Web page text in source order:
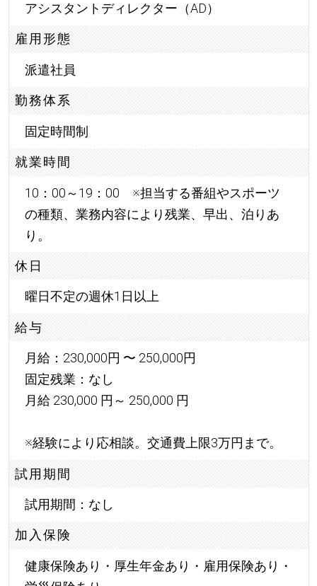
アシスタントディレクター（AD）
雇用形態
派遣社員
勤務体系
固定時間制
就業時間
10：00～19：00 ※担当する番組やスポーツ
の種類、業務内容により残業、早出、泊りあ
り。
休日
曜日不定の週休1日以上
給与
月給：230,000円 〜 250,000円
固定残業：なし
月給 230,000 円～ 250,000 円
※経験により応相談。交通費上限3万円まで。
試用期間
試用期間：なし
加入保険
健康保険あり・厚生年金あり・雇用保険あり・